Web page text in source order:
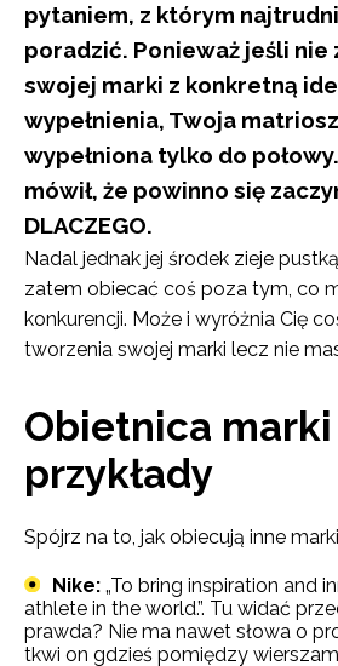
pytaniem, z którym
poradzić. Ponieważ jeśli nie
swojej marki z konkretną
wypełnienia, Twoja
wypełniona tylko do
mówił, że powinno się
DLACZEGO.
Nadal jednak jej środek zieje
zatem obiecać coś poza tym, co
konkurencji. Może i wyróżnia Cię
tworzenia swojej marki lecz nie
Obietnica marki
przykłady
Spójrz na to, jak obiecują inne
Nike:„To bring inspiration and
athlete in the world.”. Tu widać
prawda? Nie ma nawet słowa o
tkwi on gdzieś pomiędzy